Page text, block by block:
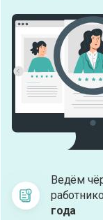
Ведём
года